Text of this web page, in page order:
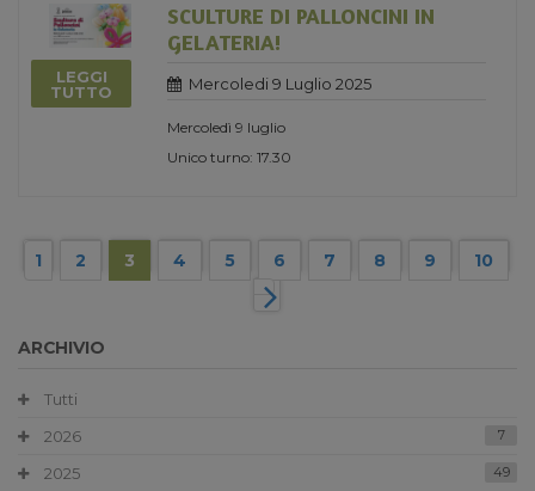
LEGGI
TUTTO
SCULTURE DI PALLONCINI IN
GELATERIA!
Mercoledi 9 Luglio 2025
Mercoledì 9 luglio
Unico turno: 17.30
1 2 3 4 5 6 7 8 9 10
ARCHIVIO
Tutti
2026
7
2025 49